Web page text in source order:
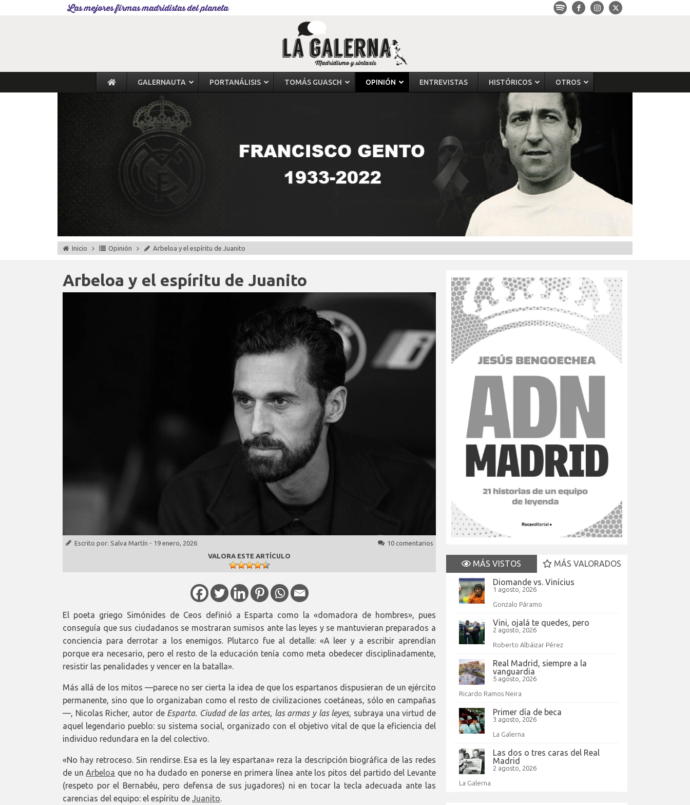
Las mejores firmas madridistas del planeta
GALERNAUTA PORTANÁLISIS TOMÁS GUASCH OPINIÓN ENTREVISTAS HISTÓRICOS OTROS
Inicio Opinión Arbeloa y el espíritu de Juanito
Arbeloa y el espíritu de Juanito
Escrito por: Salva Martín - 19 enero, 2026
10 comentarios
VALORA ESTE ARTÍCULO
El poeta griego Simónides de Ceos definió a Esparta como la «domadora de hombres», pues
conseguía que sus ciudadanos se mostraran sumisos ante las leyes y se mantuvieran preparados a
conciencia para derrotar a los enemigos. Plutarco fue al detalle: «A leer y a escribir aprendían
porque era necesario, pero el resto de la educación tenía como meta obedecer disciplinadamente,
resistir las penalidades y vencer en la batalla».
Más allá de los mitos —parece no ser cierta la idea de que los espartanos dispusieran de un ejército
permanente, sino que lo organizaban como el resto de civilizaciones coetáneas, sólo en campañas
—, Nicolas Richer, autor de Esparta. Ciudad de las artes, las armas y las leyes, subraya una virtud de
aquel legendario pueblo: su sistema social, organizado con el objetivo vital de que la eficiencia del
individuo redundara en la del colectivo.
«No hay retroceso. Sin rendirse. Esa es la ley espartana» reza la descripción biográfica de las redes
de unArbeloa que no ha dudado en ponerse en primera línea ante los pitos del partido del Levante
(respeto por el Bernabéu, pero defensa de sus jugadores) ni en tocar la tecla adecuada ante las
carencias del equipo: el espíritu de Juanito.
MÁS VISTOS
MÁS VALORADOS
Diomande vs. Vinícius
1 agosto, 2026
Gonzalo Páramo
Vini, ojalá te quedes, pero
2 agosto, 2026
Roberto Albáizar Pérez
Real Madrid, siempre a la
vanguardia
5 agosto, 2026
Ricardo Ramos Neira
Primer día de beca
3 agosto, 2026
La Galerna
Las dos o tres caras del Real
Madrid
2 agosto, 2026
La Galerna